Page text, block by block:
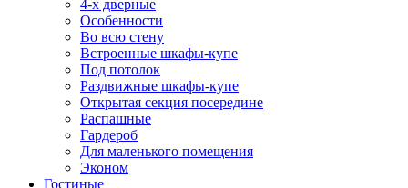
4-х дверные
Особенности
Во всю стену
Встроенные шкафы-купе
Под потолок
Раздвижные шкафы-купе
Открытая секция посередине
Распашные
Гардероб
Для маленького помещения
Эконом
Гостиные